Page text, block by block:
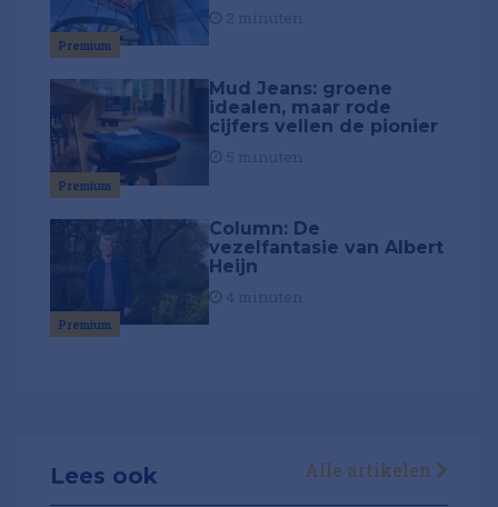
Premium
Premium
Mud Jeans: groene
idealen, maar rode
cijfers vellen de pionier
Premium
Column: De
vezelfantasie van Albert
Heijn
Lees ook Alle artikelen